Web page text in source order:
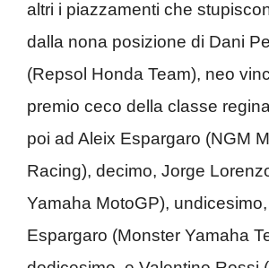
altri i piazzamenti che
dalla nona posizione di Dani
(Repsol Honda Team), neo
premio ceco della classe
poi ad Aleix Espargaro (NGM
Racing), decimo, Jorge
Yamaha MotoGP),
Espargaro (Monster Yamaha